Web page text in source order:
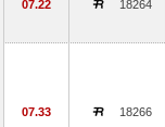
07.22 18264
07.33 18266